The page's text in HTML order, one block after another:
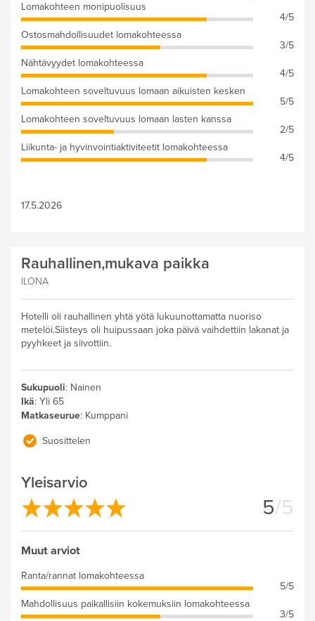
Lomakohteen monipuolisuus
4/5
Ostosmahdollisuudet lomakohteessa
3/5
Nähtävyydet lomakohteessa
4/5
Lomakohteen soveltuvuus lomaan aikuisten kesken
5/5
Lomakohteen soveltuvuus lomaan lasten kanssa
2/5
Liikunta- ja hyvinvointiaktiviteetit lomakohteessa
4/5
17.5.2026
Rauhallinen,mukava paikka
ILONA
Hotelli oli rauhallinen yhtä yötä lukuunottamatta nuoriso
metelöi.Siisteys oli huipussaan joka päivä vaihdettiin lakanat ja
pyyhkeet ja siivottiin.
Sukupuoli: Nainen
Ikä: Yli 65
Matkaseurue: Kumppani
Suosittelen
Yleisarvio
5/5
Muut arviot
Ranta/rannat lomakohteessa
5/5
Mahdollisuus paikallisiin kokemuksiin lomakohteessa
3/5